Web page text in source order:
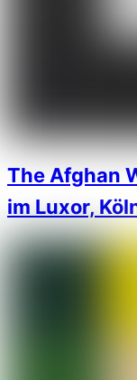
The Afghan
im Luxor,